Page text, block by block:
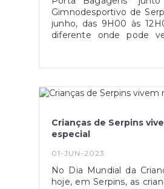
Gimnodesportivo de
junho, das 9H00 às
diferente onde pode
que gostaria de se
selos, acessórios,
inscrever-se
seguintes elementos:
número de identificação
descrição dos
Crianças de Serpins
especial
01-JUN-2023
No Dia Mundial da
hoje, em Serpins, as